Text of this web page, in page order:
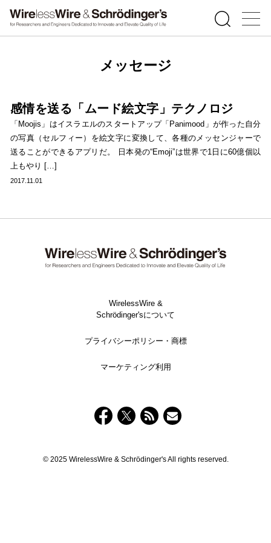
メッセージ
感情を送る「ムード絵文字」テクノロジ
「Moojis」はイスラエルのスタートアップ「Panimood」が作った自分
の写真（セルフィー）を絵文字に変換して、各種のメッセンジャーで
送ることができるアプリだ。 日本発の“Emoji”は世界で1日に60億個以
上もやり […]
2017.11.01
WirelessWire &
Schrödinger'sについて
プライバシーポリシー・商標
マーケティング利用
© 2025 WirelessWire & Schrödinger's All rights reserved.